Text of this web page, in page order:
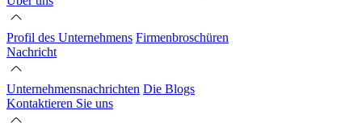
Profil des Unternehmens Firmenbroschüren
Nachricht
Unternehmensnachrichten Die Blogs
Kontaktieren Sie uns